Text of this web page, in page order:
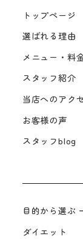
トップページ
選ばれる理由
メニュー・料
スタッフ紹介
当店へのアク
お客様の声
スタッフblog
目的から選ぶ
ダイエット